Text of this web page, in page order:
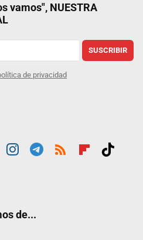
vamos", NUESTRA
SUSCRIBIR
de privacidad
de...